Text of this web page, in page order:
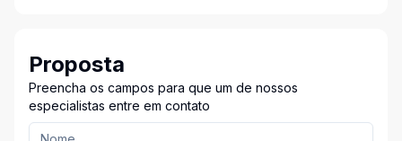
Proposta
Preencha os campos para que um de nossos
especialistas entre em contato